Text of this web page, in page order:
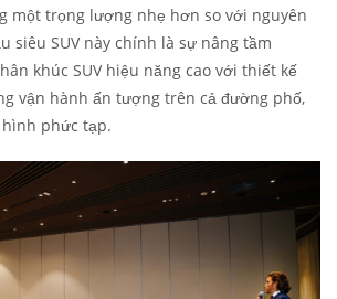
một trọng lượng nhẹ hơn so với nguyên
siêu SUV này chính là sự nâng tầm
khúc SUV hiệu năng cao với thiết kế
vận hành ấn tượng trên cả đường phố,
phức tạp.